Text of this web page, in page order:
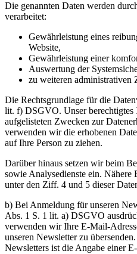
Die genannten Daten werden
verarbeitet:
Gewährleistung eines
Website,
Gewährleistung einer
Auswertung der
zu weiteren administrativen
Die Rechtsgrundlage für die
lit. f) DSGVO. Unser berechtigtes
aufgelisteten Zwecken zur
verwenden wir die erhobenen
auf Ihre Person zu ziehen.
Darüber hinaus setzen wir beim
sowie Analysedienste ein. Nähere
unter den Ziff. 4 und 5 dieser
b) Bei Anmeldung für unseren
Abs. 1 S. 1 lit. a) DSGVO
verwenden wir Ihre E-Mail-
unseren Newsletter zu
Newsletters ist die Angabe einer